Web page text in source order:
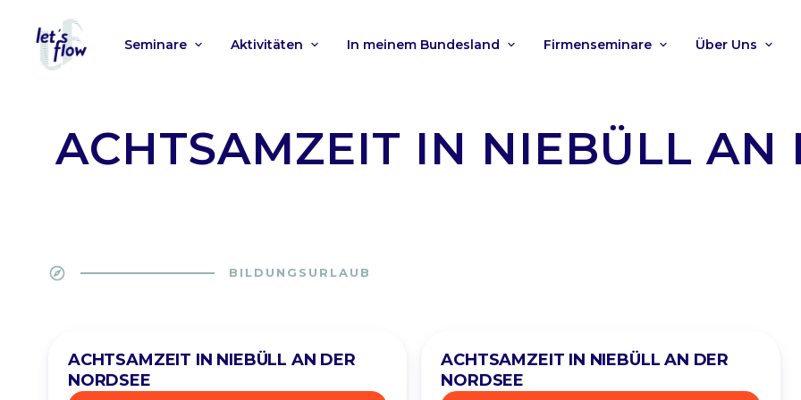
Seminare Aktivitäten In meinem Bundesland Firmenseminare Über Uns
ACHTSAMZEIT IN NIEBÜLL AN
explore BILDUNGSURLAUB
ACHTSAMZEIT IN NIEBÜLL AN DER
NORDSEE
ACHTSAMZEIT IN NIEBÜLL AN DER
NORDSEE